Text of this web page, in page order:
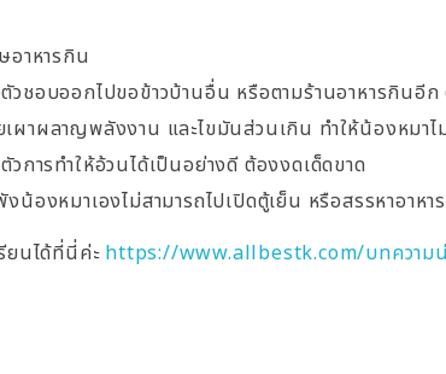
อาหารกิน
ชอบออกไปขอข้าวบ้านอื่น หรือตามร้านอาหารกินอี
ผาผลาญพลังงาน และไขมันส่วนเกิน ทำให้น้องหมาไ
ารทำให้อ้วนได้เป็นอย่างดี ต้องงดเด็ดขาด
น้องหมาเองไม่สามารถไปเปิดตู้เย็น หรือสรรหาอาห
ยนได้ที่นี่ค่ะ https://www.allbestk.com/บทความ